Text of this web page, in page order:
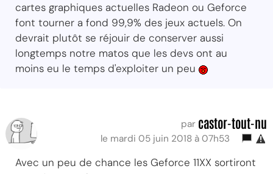
cartes graphiques actuelles Radeon ou Geforce
font tourner a fond 99,9% des jeux actuels. On
devrait plutôt se réjouir de conserver aussi
longtemps notre matos que les devs ont au
moins eu le temps d'exploiter un peu
par castor-tout-nu
le mardi 05 juin 2018 à 07h53
Avec un peu de chance les Geforce 11XX sortiront